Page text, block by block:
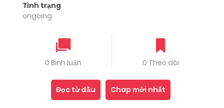
Tình trạng
ongoing
0 Bình luận 0 Theo dõi
Đọc từ đầu Chap mới nhất